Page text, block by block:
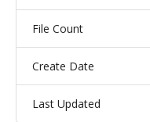
File Count
Create Date
Last Updated